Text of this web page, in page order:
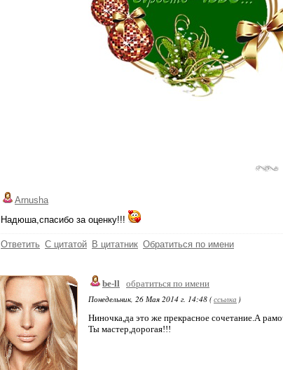
Arnusha
Надюша,спасибо за оценку!!!
Ответить С цитатой В цитатник Обратиться по имени
be-ll обратиться по имени
Понедельник, 26 Мая 2014 г. 14:48 (ссылка )
Ниночка,да это же прекрасное сочетание.А
Ты мастер,дорогая!!!